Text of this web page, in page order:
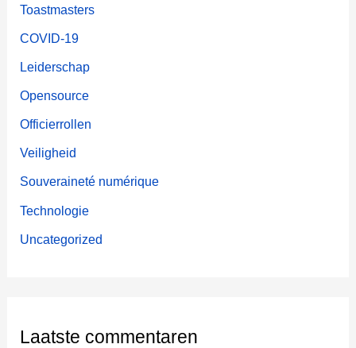
Toastmasters
COVID-19
Leiderschap
Opensource
Officierrollen
Veiligheid
Souveraineté numérique
Technologie
Uncategorized
Laatste commentaren